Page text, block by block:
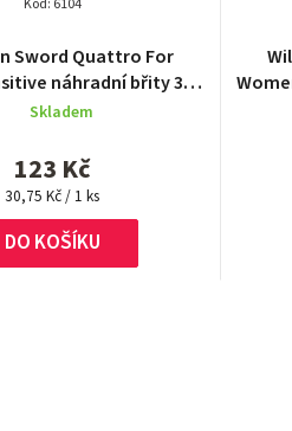
Sword Quattro For
náhradní břity 3+1
ks
Skladem
123 Kč
Měrná
cena:
30,75 Kč / 1 ks
DO KOŠÍKU
Kód: 6104